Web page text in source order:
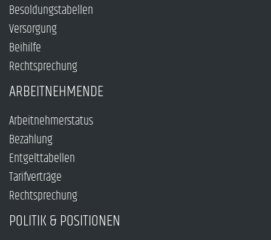
Besoldungstabellen
Versorgung
Beihilfe
Rechtsprechung
ARBEITNEHMENDE
Arbeitnehmerstatus
Bezahlung
Entgelttabellen
Tarifverträge
Rechtsprechung
POLITIK & POSITIONEN